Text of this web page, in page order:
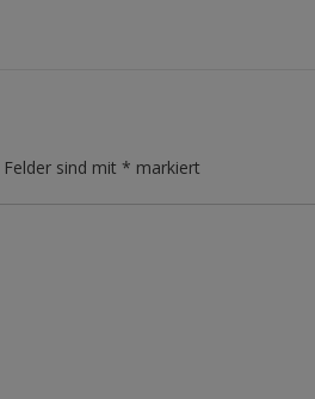
sind mit * markiert